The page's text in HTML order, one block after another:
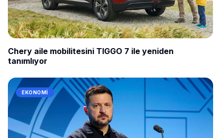
Chery aile mobilitesini TIGGO 7 ile yeniden
tanımlıyor
EKONOMI